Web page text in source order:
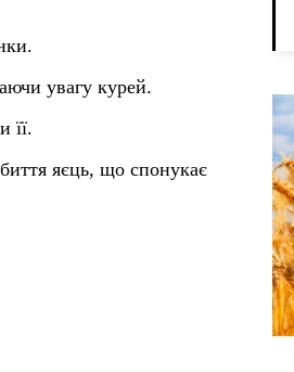
увагу курей.
її.
яєць, що спонукає